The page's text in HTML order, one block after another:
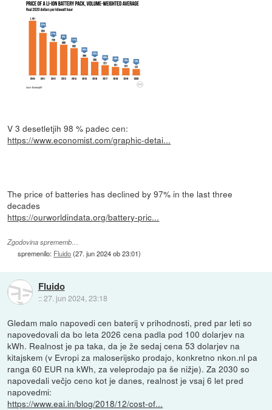
V 3 desetletjih 98 % padec cen:
https://www.economist.com/graphic-detai...
The price of batteries has declined by 97% in the last three
decades
https://ourworldindata.org/battery-pric...
Zgodovina sprememb…
spremenilo: Fluido(27. jun 2024 ob 23:01)
Fluido
::27. jun 2024, 23:18
Gledam malo napovedi cen baterij v prihodnosti, pred par leti so
napovedovali da bo leta 2026 cena padla pod 100 dolarjev na
kWh. Realnost je pa taka, da je že sedaj cena 53 dolarjev na
kitajskem (v Evropi za maloserijsko prodajo, konkretno nkon.nl pa
ranga 60 EUR na kWh, za veleprodajo pa še nižje). Za 2030 so
napovedali večjo ceno kot je danes, realnost je vsaj 6 let pred
napovedmi:
https://www.eai.in/blog/2018/12/cost-of...